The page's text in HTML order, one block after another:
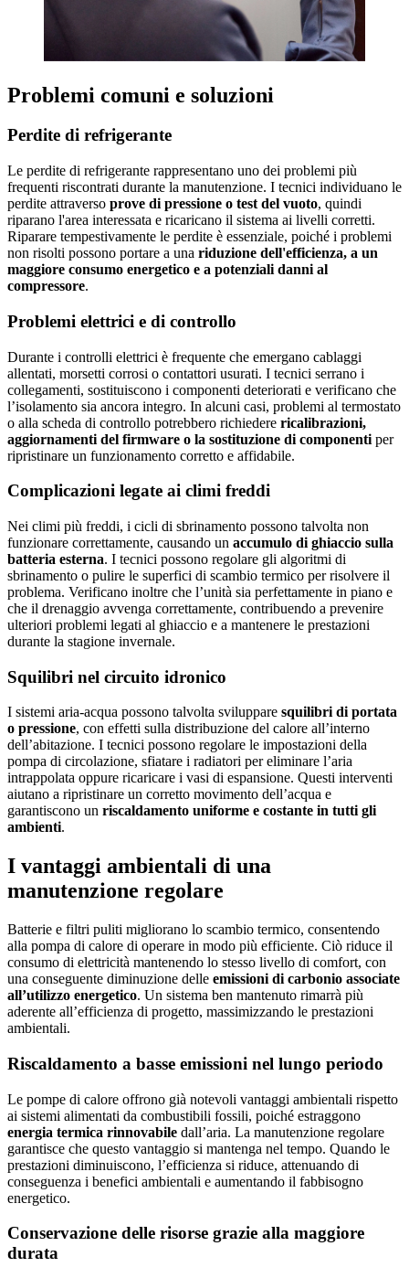
Problemi comuni e soluzioni
Perdite di refrigerante
Le perdite di refrigerante rappresentano uno dei problemi più
frequenti riscontrati durante la manutenzione. I tecnici individuano le
perdite attraverso prove di pressione o test del vuoto, quindi
riparano l'area interessata e ricaricano il sistema ai livelli corretti.
Riparare tempestivamente le perdite è essenziale, poiché i problemi
non risolti possono portare a una riduzione dell'efficienza, a un
maggiore consumo energetico e a potenziali danni al
compressore.
Problemi elettrici e di controllo
Durante i controlli elettrici è frequente che emergano cablaggi
allentati, morsetti corrosi o contattori usurati. I tecnici serrano i
collegamenti, sostituiscono i componenti deteriorati e verificano che
l’isolamento sia ancora integro. In alcuni casi, problemi al termostato
o alla scheda di controllo potrebbero richiedere ricalibrazioni,
aggiornamenti del firmware o la sostituzione di componenti per
ripristinare un funzionamento corretto e affidabile.
Complicazioni legate ai climi freddi
Nei climi più freddi, i cicli di sbrinamento possono talvolta non
funzionare correttamente, causando un accumulo di ghiaccio sulla
batteria esterna. I tecnici possono regolare gli algoritmi di
sbrinamento o pulire le superfici di scambio termico per risolvere il
problema. Verificano inoltre che l’unità sia perfettamente in piano e
che il drenaggio avvenga correttamente, contribuendo a prevenire
ulteriori problemi legati al ghiaccio e a mantenere le prestazioni
durante la stagione invernale.
Squilibri nel circuito idronico
I sistemi aria‑acqua possono talvolta sviluppare squilibri di portata
o pressione, con effetti sulla distribuzione del calore all’interno
dell’abitazione. I tecnici possono regolare le impostazioni della
pompa di circolazione, sfiatare i radiatori per eliminare l’aria
intrappolata oppure ricaricare i vasi di espansione. Questi interventi
aiutano a ripristinare un corretto movimento dell’acqua e
garantiscono un riscaldamento uniforme e costante in tutti gli
ambienti.
I vantaggi ambientali di una
manutenzione regolare
Batterie e filtri puliti migliorano lo scambio termico, consentendo
alla pompa di calore di operare in modo più efficiente. Ciò riduce il
consumo di elettricità mantenendo lo stesso livello di comfort, con
una conseguente diminuzione delle emissioni di carbonio associate
all’utilizzo energetico. Un sistema ben mantenuto rimarrà più
aderente all’efficienza di progetto, massimizzando le prestazioni
ambientali.
Riscaldamento a basse emissioni nel lungo periodo
Le pompe di calore offrono già notevoli vantaggi ambientali rispetto
ai sistemi alimentati da combustibili fossili, poiché estraggono
energia termica rinnovabile dall’aria. La manutenzione regolare
garantisce che questo vantaggio si mantenga nel tempo. Quando le
prestazioni diminuiscono, l’efficienza si riduce, attenuando di
conseguenza i benefici ambientali e aumentando il fabbisogno
energetico.
Conservazione delle risorse grazie alla maggiore
durata